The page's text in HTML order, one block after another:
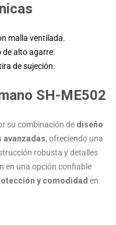
malla ventilada.
de alto agarre.
de sujeción.
SH-ME502
su combinación de diseño
, ofreciendo una
robusta y detalles
en una opción confiable
y comodidad en